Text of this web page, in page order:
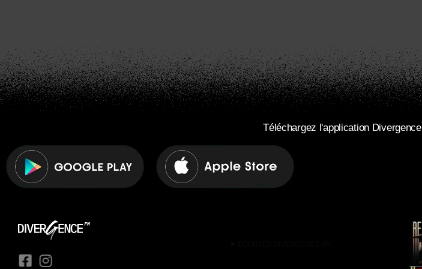
Téléchargez l'application Divergence